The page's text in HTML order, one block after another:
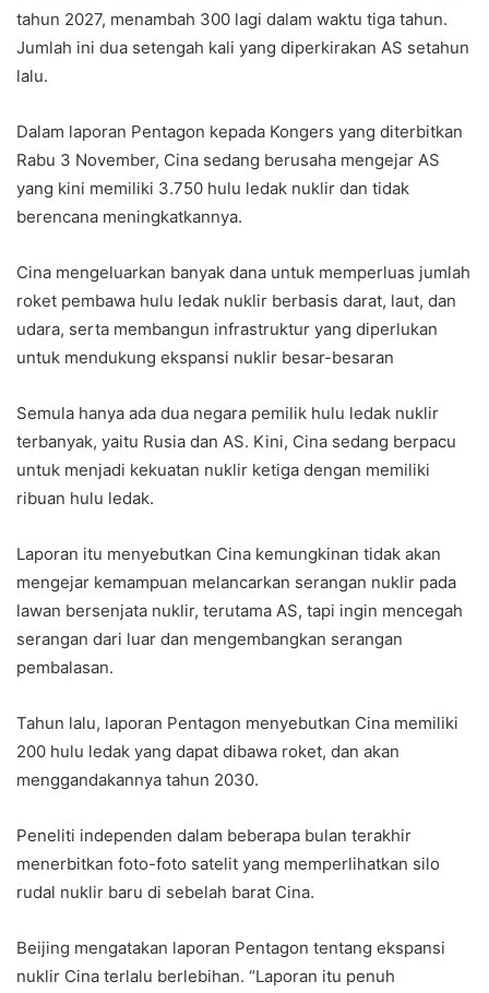
tahun 2027, menambah 300 lagi dalam waktu tiga tahun.
Jumlah ini dua setengah kali yang diperkirakan AS setahun
lalu.
Dalam laporan Pentagon kepada Kongers yang diterbitkan
Rabu 3 November, Cina sedang berusaha mengejar AS
yang kini memiliki 3.750 hulu ledak nuklir dan tidak
berencana meningkatkannya.
Cina mengeluarkan banyak dana untuk memperluas jumlah
roket pembawa hulu ledak nuklir berbasis darat, laut, dan
udara, serta membangun infrastruktur yang diperlukan
untuk mendukung ekspansi nuklir besar-besaran
Semula hanya ada dua negara pemilik hulu ledak nuklir
terbanyak, yaitu Rusia dan AS. Kini, Cina sedang berpacu
untuk menjadi kekuatan nuklir ketiga dengan memiliki
ribuan hulu ledak.
Laporan itu menyebutkan Cina kemungkinan tidak akan
mengejar kemampuan melancarkan serangan nuklir pada
lawan bersenjata nuklir, terutama AS, tapi ingin mencegah
serangan dari luar dan mengembangkan serangan
pembalasan.
Tahun lalu, laporan Pentagon menyebutkan Cina memiliki
200 hulu ledak yang dapat dibawa roket, dan akan
menggandakannya tahun 2030.
Peneliti independen dalam beberapa bulan terakhir
menerbitkan foto-foto satelit yang memperlihatkan silo
rudal nuklir baru di sebelah barat Cina.
Beijing mengatakan laporan Pentagon tentang ekspansi
nuklir Cina terlalu berlebihan. “Laporan itu penuh